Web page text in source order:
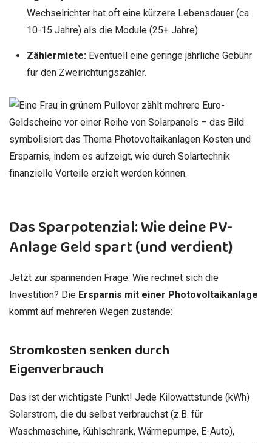
Wechselrichter hat oft eine kürzere Lebensdauer (ca.
10-15 Jahre) als die Module (25+ Jahre).
Zählermiete:Eventuell eine geringe jährliche Gebühr
für den Zweirichtungszähler.
Das Sparpotenzial: Wie deine PV-
Anlage Geld spart (und verdient)
Jetzt zur spannenden Frage: Wie rechnet sich die
Investition? Die Ersparnis mit einer Photovoltaikanlage
kommt auf mehreren Wegen zustande:
Stromkosten senken durch
Eigenverbrauch
Das ist der wichtigste Punkt! Jede Kilowattstunde (kWh)
Solarstrom, die du selbst verbrauchst (z.B. für
Waschmaschine, Kühlschrank, Wärmepumpe, E-Auto),